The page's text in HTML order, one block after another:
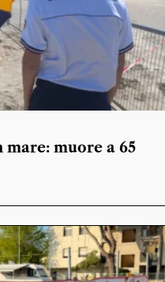
muore a 65